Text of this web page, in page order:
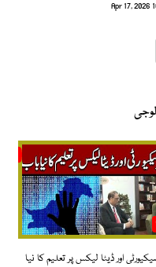
Apr 17, 2026
اور ڈیٹا لیکس پر تعلیم کا نیا